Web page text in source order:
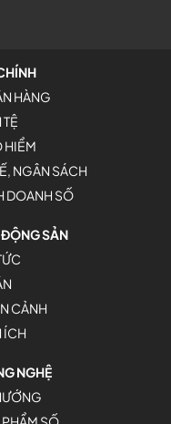
HÀNG
TỆ
HIỂM
NGÂN SÁCH
DOANH SỐ
ĐỘNG SẢN
CẢNH
ÍCH
NGHỆ